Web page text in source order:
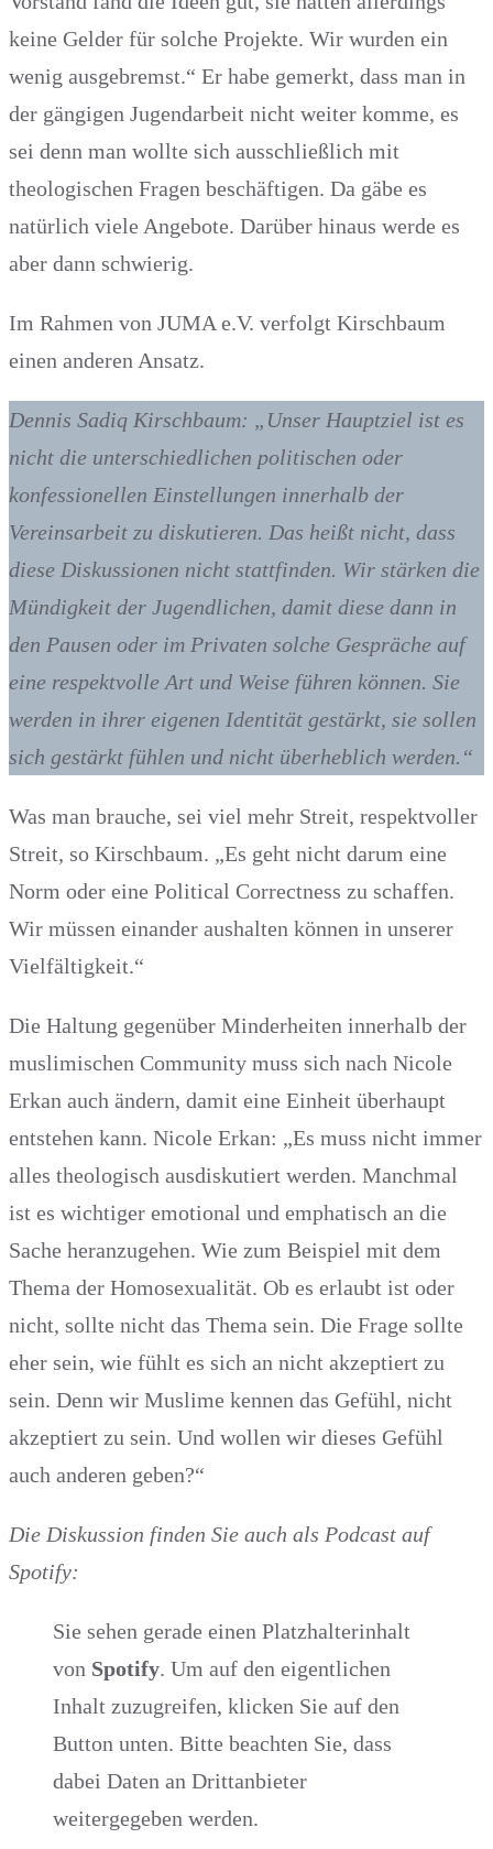
keine Gelder für solche Projekte. Wir wurden ein
wenig ausgebremst.“ Er habe gemerkt, dass man in
der gängigen Jugendarbeit nicht weiter komme, es
sei denn man wollte sich ausschließlich mit
theologischen Fragen beschäftigen. Da gäbe es
natürlich viele Angebote. Darüber hinaus werde es
aber dann schwierig.
Im Rahmen von JUMA e.V. verfolgt Kirschbaum
einen anderen Ansatz.
Dennis Sadiq Kirschbaum: „Unser Hauptziel ist es
nicht die unterschiedlichen politischen oder
konfessionellen Einstellungen innerhalb der
Vereinsarbeit zu diskutieren. Das heißt nicht, dass
diese Diskussionen nicht stattfinden. Wir stärken die
Mündigkeit der Jugendlichen, damit diese dann in
den Pausen oder im Privaten solche Gespräche auf
eine respektvolle Art und Weise führen können. Sie
werden in ihrer eigenen Identität gestärkt, sie sollen
sich gestärkt fühlen und nicht überheblich werden.“
Was man brauche, sei viel mehr Streit, respektvoller
Streit, so Kirschbaum. „Es geht nicht darum eine
Norm oder eine Political Correctness zu schaffen.
Wir müssen einander aushalten können in unserer
Vielfältigkeit.“
Die Haltung gegenüber Minderheiten innerhalb der
muslimischen Community muss sich nach Nicole
Erkan auch ändern, damit eine Einheit überhaupt
entstehen kann. Nicole Erkan: „Es muss nicht immer
alles theologisch ausdiskutiert werden. Manchmal
ist es wichtiger emotional und emphatisch an die
Sache heranzugehen. Wie zum Beispiel mit dem
Thema der Homosexualität. Ob es erlaubt ist oder
nicht, sollte nicht das Thema sein. Die Frage sollte
eher sein, wie fühlt es sich an nicht akzeptiert zu
sein. Denn wir Muslime kennen das Gefühl, nicht
akzeptiert zu sein. Und wollen wir dieses Gefühl
auch anderen geben?“
Die Diskussion finden Sie auch als Podcast auf
Spotify:
Sie sehen gerade einen Platzhalterinhalt
von Spotify. Um auf den eigentlichen
Inhalt zuzugreifen, klicken Sie auf den
Button unten. Bitte beachten Sie, dass
dabei Daten an Drittanbieter
weitergegeben werden.